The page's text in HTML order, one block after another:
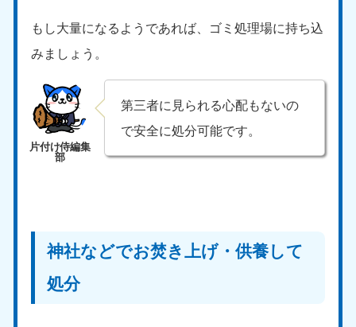
もし大量になるようであれば、ゴミ処理場に持ち込
みましょう。
第三者に見られる心配もないの
で安全に処分可能です。
神社などでお焚き上げ・供養して
処分
9:00〜19:00 年中無休 9:00〜19:00 年中無休
福井県
050-1881-5258
9:00〜19:00 年中無休
050-1881-5261
9:00〜19:00 年中無休
富山県
050-1881-5262
9:00〜19:00 年中無休
山梨県
050-1881-5257
9:00〜19:00 年中無休